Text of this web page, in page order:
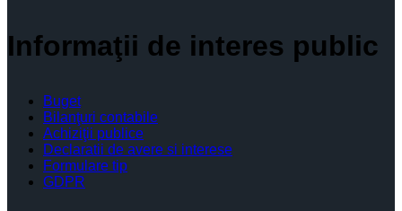
Informaţii de interes public
Buget
Bilanţuri contabile
Achiziţii publice
Declaratii de avere si interese
Formulare tip
GDPR